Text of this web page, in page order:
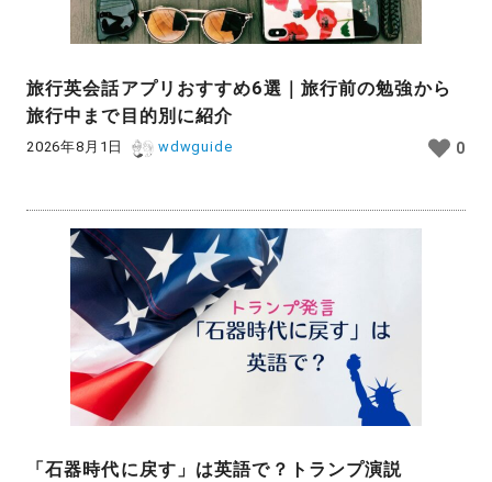
旅行英会話アプリおすすめ6選｜旅行前の勉強から
旅行中まで目的別に紹介
2026年8月1日 wdwguide 0
「石器時代に戻す」は英語で？トランプ演説